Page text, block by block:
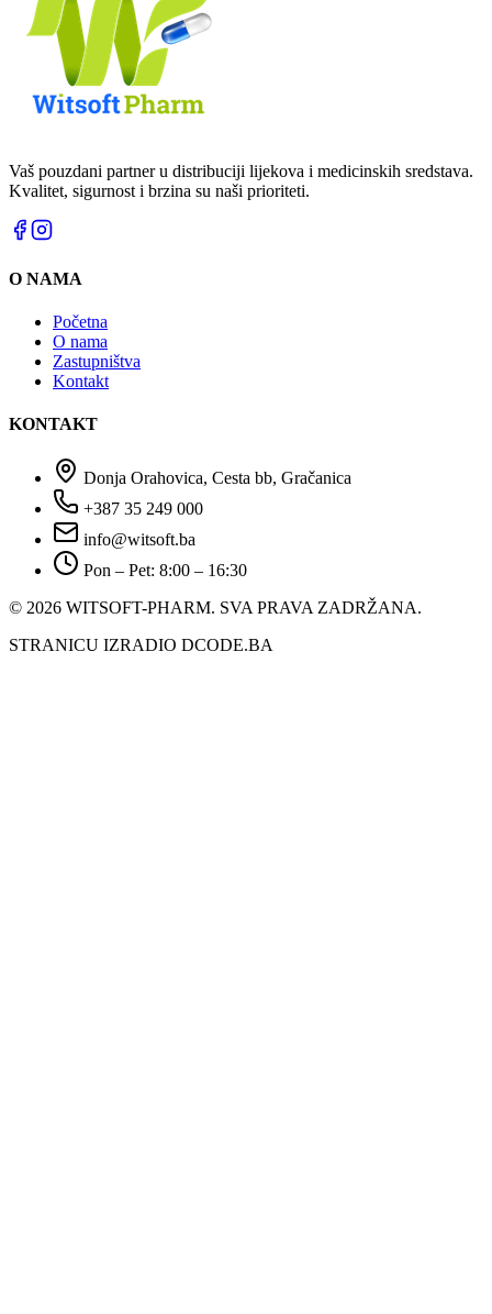
Vaš pouzdani partner u distribuciji lijekova i medicinskih sredstava.
Kvalitet, sigurnost i brzina su naši prioriteti.
O NAMA
Početna
O nama
Zastupništva
Kontakt
KONTAKT
Donja Orahovica, Cesta bb, Gračanica
+387 35 249 000
info@witsoft.ba
Pon – Pet: 8:00 – 16:30
© 2026 WITSOFT-PHARM. SVA PRAVA ZADRŽANA.
STRANICU IZRADIO DCODE.BA